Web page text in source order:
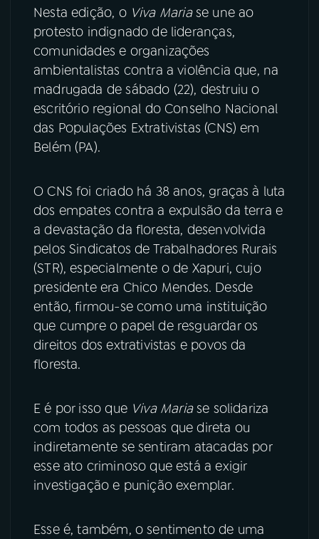
YouTube Facebook
Instagram
TikTok
Nesta edição, o Viva Mariase une ao
protesto indignado de lideranças,
comunidades e organizações
ambientalistas contra a violência que, na
madrugada de sábado (22), destruiu o
escritório regional do Conselho Nacional
das Populações Extrativistas (CNS) em
Belém (PA).
O CNS foi criado há 38 anos, graças à luta
dos empates contra a expulsão da terra e
a devastação da floresta, desenvolvida
pelos Sindicatos de Trabalhadores Rurais
(STR), especialmente o de Xapuri, cujo
presidente era Chico Mendes. Desde
então, firmou-se como uma instituição
que cumpre o papel de resguardar os
direitos dos extrativistas e povos da
floresta.
E é por isso que Viva Mariase solidariza
com todos as pessoas que direta ou
indiretamente se sentiram atacadas por
esse ato criminoso que está a exigir
investigação e punição exemplar.
Esse é, também, o sentimento de uma